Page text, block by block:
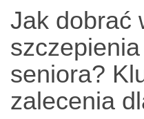
Jak dobrać
seniora?
zalecenia